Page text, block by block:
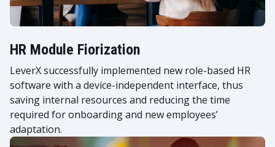
HR Module Fiorization
LeverX successfully implemented new role-based HR
software with a device-independent interface, thus
saving internal resources and reducing the time
required for onboarding and new employees’
adaptation.